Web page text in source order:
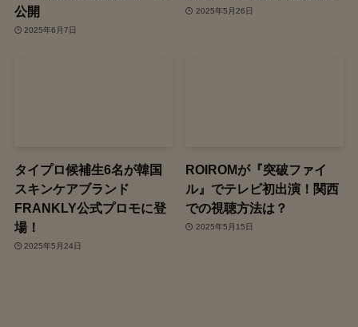
公開
2025年6月7日
2025年5月26日
タイプロ候補生6名が韓国
スキンケアブランド
FRANKLY公式プロモに登
場！
2025年5月24日
ROIROMが『突破ファイ
ル』でテレビ初出演！関西
での視聴方法は？
2025年5月15日